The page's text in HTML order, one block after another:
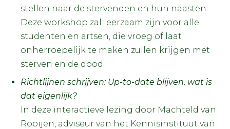
stellen naar de stervenden en hun naasten.
Deze workshop zal leerzaam zijn voor alle
studenten en artsen, die vroeg of laat
onherroepelijk te maken zullen krijgen met
sterven en de dood.
Richtlijnen schrijven: Up-to-date blijven, wat is
dat eigenlijk?
In deze interactieve lezing door Machteld van
Rooijen, adviseur van het Kennisinstituut van